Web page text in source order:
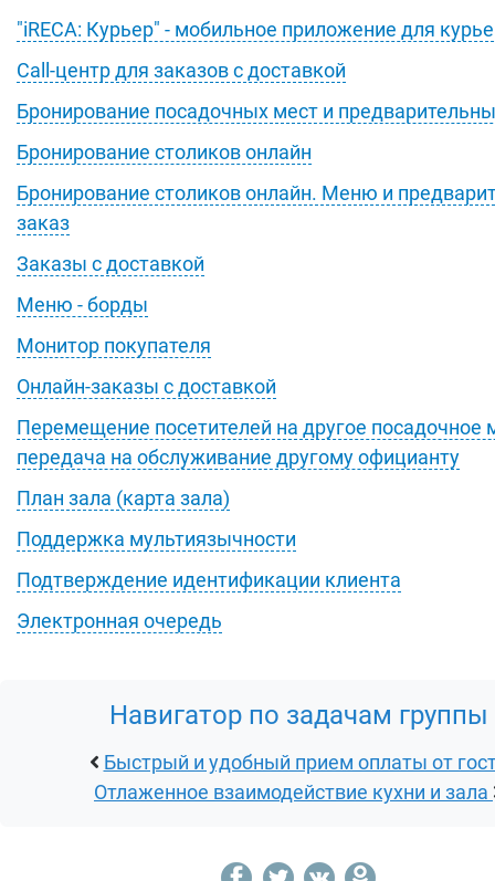
"iRECA: Курьер" - мобильное приложение для
Call-центр для заказов с доставкой
Бронирование посадочных мест и
Бронирование столиков онлайн
Бронирование столиков онлайн. Меню и
заказ
Заказы с доставкой
Меню - борды
Монитор покупателя
Онлайн-заказы с доставкой
Перемещение посетителей на другое посадочное
передача на обслуживание другому официанту
План зала (карта зала)
Поддержка мультиязычности
Подтверждение идентификации клиента
Электронная очередь
Навигатор по задачам группы
Быстрый и удобный прием оплаты от
Отлаженное взаимодействие кухни и зала